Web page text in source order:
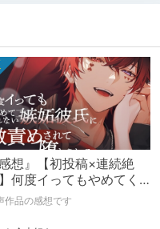
感想』【初投稿×連続絶
何度イってもやめてく
い嫉妬彼氏に激責めさ
作品の感想です